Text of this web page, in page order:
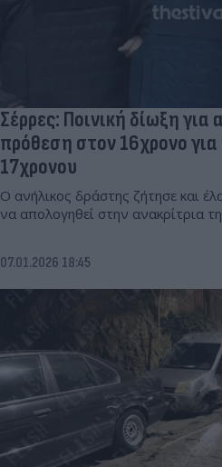
Σέρρες: Ποινική δίωξη
πρόθεση στον 16χρονο
17χρονου
Ο ανήλικος δράστης ζήτησε και
να απολογηθεί στην ανακρίτρια
07.01.2026 18:45